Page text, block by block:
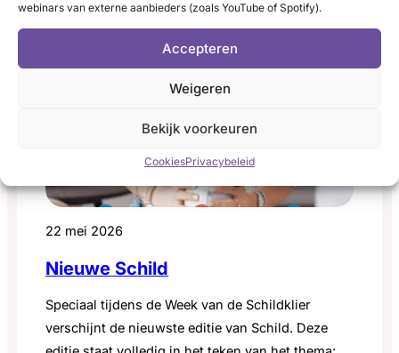
webinars van externe aanbieders (zoals YouTube of Spotify).
Accepteren
Weigeren
Bekijk voorkeuren
CookiesPrivacybeleid
22 mei 2026
Nieuwe Schild
Speciaal tijdens de Week van de Schildklier
verschijnt de nieuwste editie van Schild. Deze